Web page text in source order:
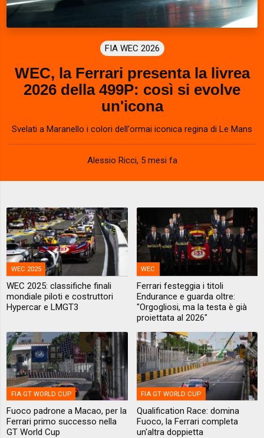
FIA WEC 2026
WEC, la Ferrari presenta la livrea
2026 della 499P: così si evolve
un'icona
Svelati a Maranello i colori dell'ormai iconica regina di Le Mans
Alessio Ricci, 5 mesi fa
WEC 2025
WEC 2025: classifiche finali
mondiale piloti e costruttori
Hypercar e LMGT3
WEC
Ferrari festeggia i titoli
Endurance e guarda oltre:
"Orgogliosi, ma la testa è già
proiettata al 2026"
FIA GT WORLD CUP
Fuoco padrone a Macao, per la
Ferrari primo successo nella
GT World Cup
FIA GT WORLD CUP
Qualification Race: domina
Fuoco, la Ferrari completa
un'altra doppietta